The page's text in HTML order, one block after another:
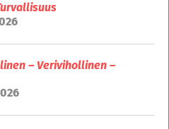
– Verivihollinen –